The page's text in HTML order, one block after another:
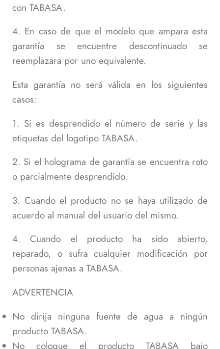
con TABASA.
4. En caso de que el modelo que ampara esta
garantía se encuentre descontinuado se
reemplazara por uno equivalente.
Esta garantía no será válida en los siguientes
casos:
1. Si es desprendido el número de serie y las
etiquetas del logotipo TABASA.
2. Si el holograma de garantía se encuentra roto
o parcialmente desprendido.
3. Cuando el producto no se haya utilizado de
acuerdo al manual del usuario del mismo.
4. Cuando el producto ha sido abierto,
reparado, o sufra cualquier modificación por
personas ajenas a TABASA.
ADVERTENCIA
No dirija ninguna fuente de agua a ningún
producto TABASA.
No coloque el producto TABASA bajo